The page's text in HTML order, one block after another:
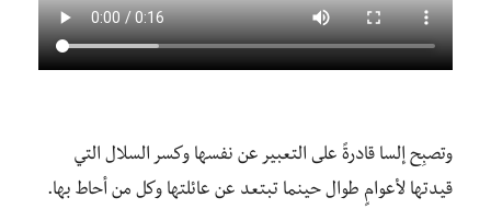
وتصبِح إلسا قادرةً على التعبير عن نفسها وكسر السلال التي
قيدتها لأعوامٍ طوال حينما تبتعد عن عائلتها وكل من أحاط بها.